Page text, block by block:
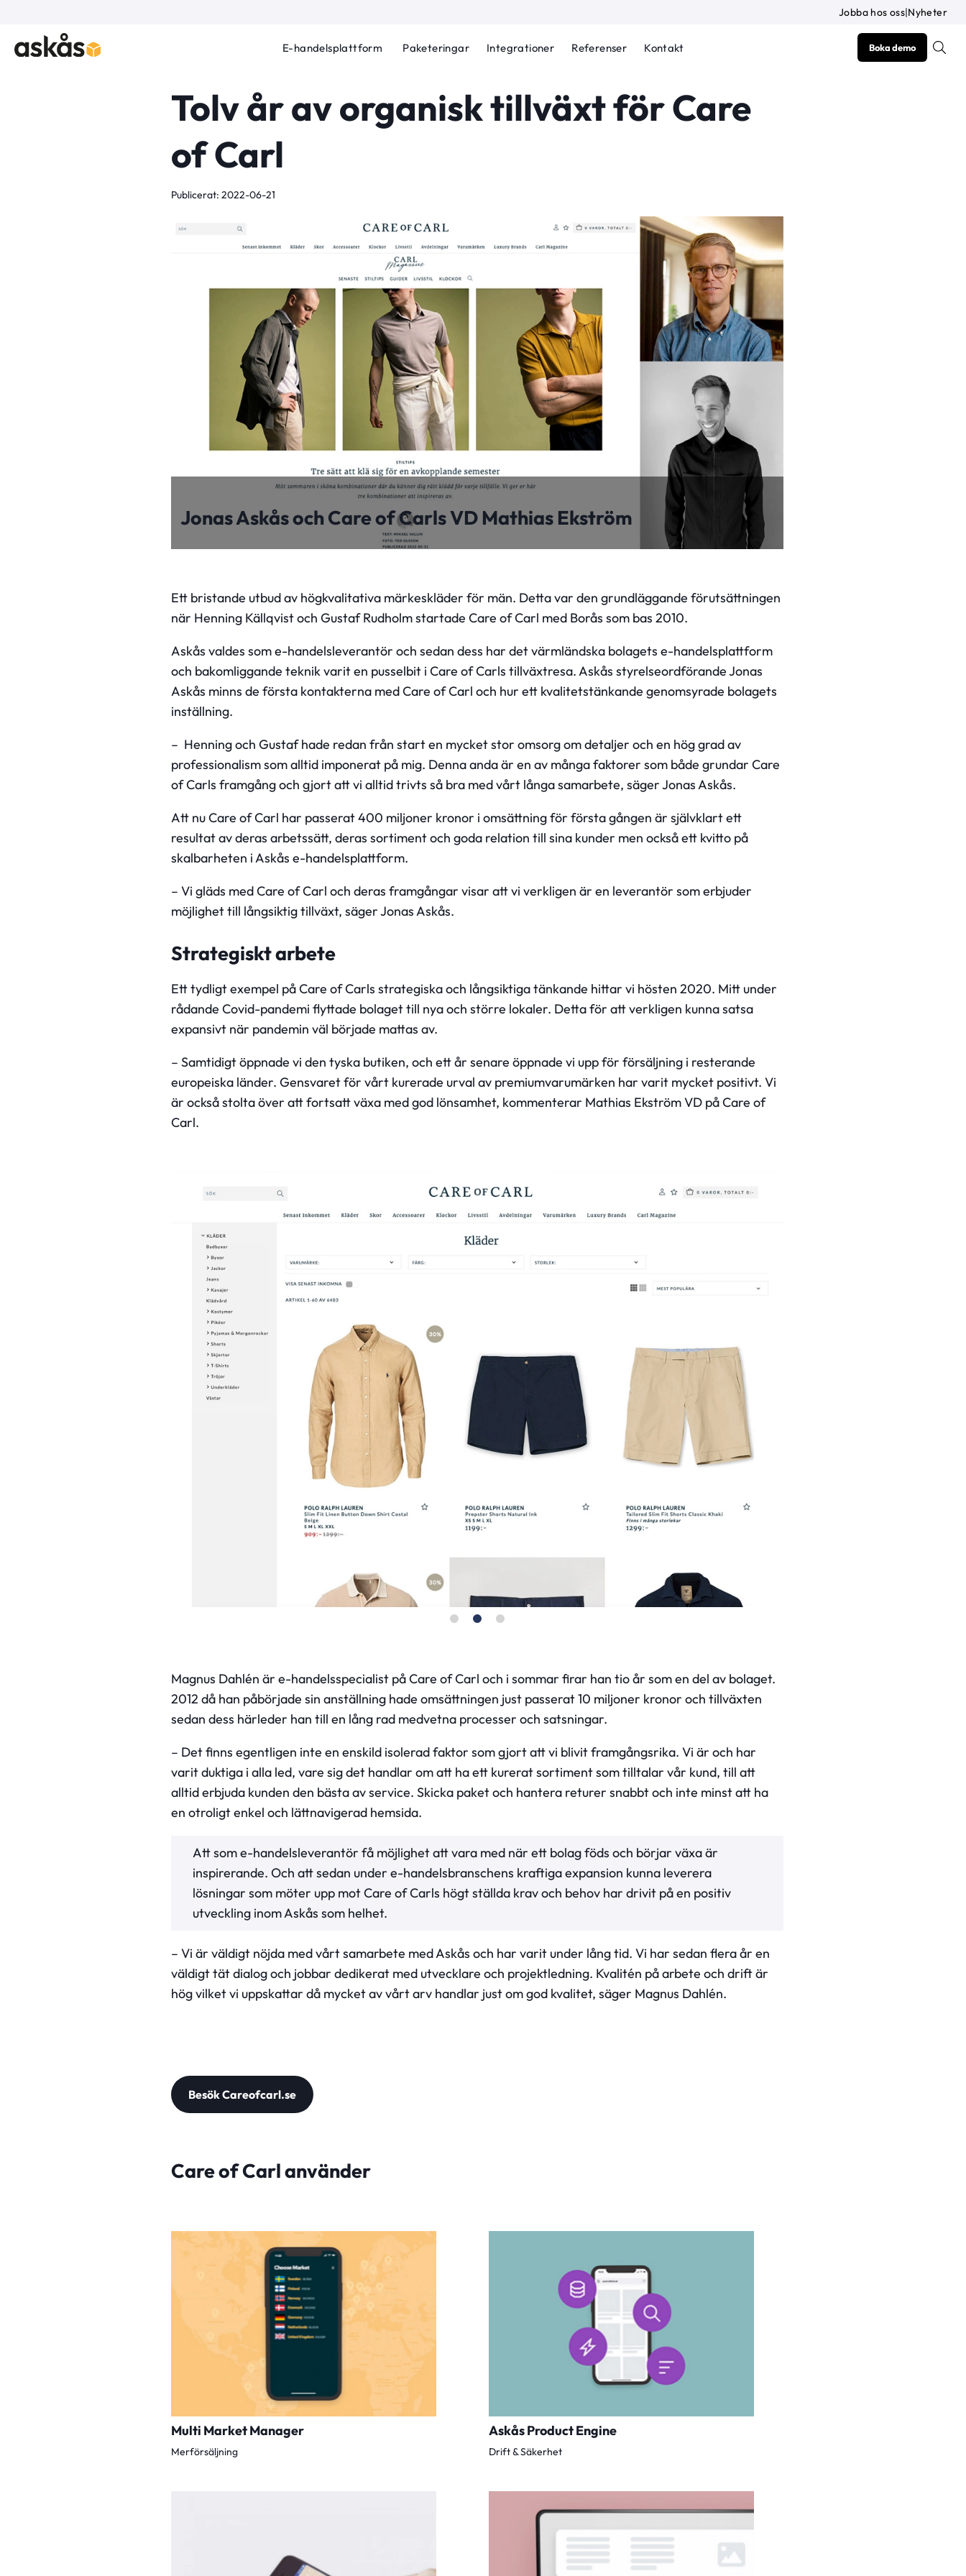
Jobba hos oss|Nyheter
E-handelsplattform Paketeringar Integrationer Referenser Kontakt Boka demo
Tolv år av organisk tillväxt för Care
of Carl
Publicerat: 2022-06-21
Jonas Askås och Care of Carls VD Mathias Ekström
Ett bristande utbud av högkvalitativa märkeskläder för män. Detta var den grundläggande förutsättningen
när Henning Källqvist och Gustaf Rudholm startade Care of Carl med Borås som bas 2010.
Askås valdes som e-handelsleverantör och sedan dess har det värmländska bolagets e-handelsplattform
och bakomliggande teknik varit en pusselbit i Care of Carls tillväxtresa. Askås styrelseordförande Jonas
Askås minns de första kontakterna med Care of Carl och hur ett kvalitetstänkande genomsyrade bolagets
inställning.
– Henning och Gustaf hade redan från start en mycket stor omsorg om detaljer och en hög grad av
professionalism som alltid imponerat på mig. Denna anda är en av många faktorer som både grundar Care
of Carls framgång och gjort att vi alltid trivts så bra med vårt långa samarbete, säger Jonas Askås.
Att nu Care of Carl har passerat 400 miljoner kronor i omsättning för första gången är självklart ett
resultat av deras arbetssätt, deras sortiment och goda relation till sina kunder men också ett kvitto på
skalbarheten i Askås e-handelsplattform.
– Vi gläds med Care of Carl och deras framgångar visar att vi verkligen är en leverantör som erbjuder
möjlighet till långsiktig tillväxt, säger Jonas Askås.
Strategisktarbete
Ett tydligt exempel på Care of Carls strategiska och långsiktiga tänkande hittar vi hösten 2020. Mitt under
rådande Covid-pandemi flyttade bolaget till nya och större lokaler. Detta för att verkligen kunna satsa
expansivt när pandemin väl började mattas av.
– Samtidigt öppnade vi den tyska butiken, och ett år senare öppnade vi upp för försäljning i resterande
europeiska länder. Gensvaret för vårt kurerade urval av premiumvarumärken har varit mycket positivt. Vi
är också stolta över att fortsatt växa med god lönsamhet, kommenterar Mathias Ekström VD på Care of
Carl.
Magnus Dahlén är e-handelsspecialist på Care of Carl och i sommar firar han tio år som en del av bolaget.
2012 då han påbörjade sin anställning hade omsättningen just passerat 10 miljoner kronor och tillväxten
sedan dess härleder han till en lång rad medvetna processer och satsningar.
– Det finns egentligen inte en enskild isolerad faktor som gjort att vi blivit framgångsrika. Vi är och har
varit duktiga i alla led, vare sig det handlar om att ha ett kurerat sortiment som tilltalar vår kund, till att
alltid erbjuda kunden den bästa av service. Skicka paket och hantera returer snabbt och inte minst att ha
en otroligt enkel och lättnavigerad hemsida.
Att som e-handelsleverantör få möjlighet att vara med när ett bolag föds och börjar växa är
inspirerande. Och att sedan under e-handelsbranschens kraftiga expansion kunna leverera
lösningar som möter upp mot Care of Carls högt ställda krav och behov har drivit på en positiv
utveckling inom Askås som helhet.
– Vi är väldigt nöjda med vårt samarbete med Askås och har varit under lång tid. Vi har sedan flera år en
väldigt tät dialog och jobbar dedikerat med utvecklare och projektledning. Kvalitén på arbete och drift är
hög vilket vi uppskattar då mycket av vårt arv handlar just om god kvalitet, säger Magnus Dahlén.
Besök Careofcarl.se
Care of Carl använder
Multi Market Manager
Merförsäljning
Askås Product Engine
Drift & Säkerhet